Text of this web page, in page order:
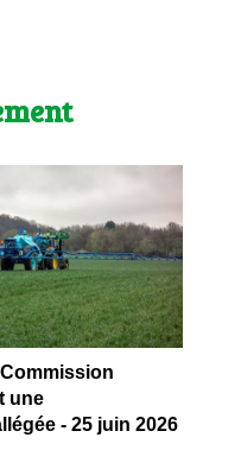
une
- 25 juin 2026